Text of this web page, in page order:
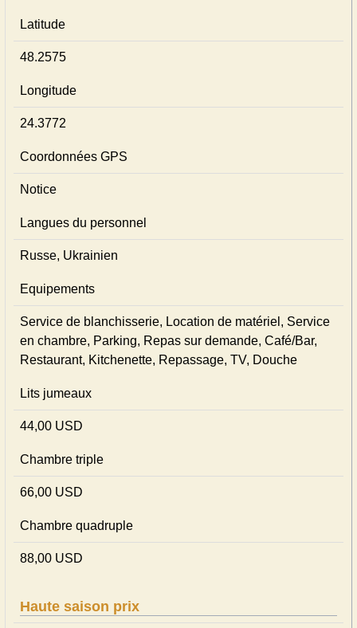
Latitude
48.2575
Longitude
24.3772
Coordonnées GPS
Notice
Langues du personnel
Russe, Ukrainien
Equipements
Service de blanchisserie, Location de matériel, Service
en chambre, Parking, Repas sur demande, Café/Bar,
Restaurant, Kitchenette, Repassage, TV, Douche
Lits jumeaux
44,00 USD
Chambre triple
66,00 USD
Chambre quadruple
88,00 USD
Haute saison prix